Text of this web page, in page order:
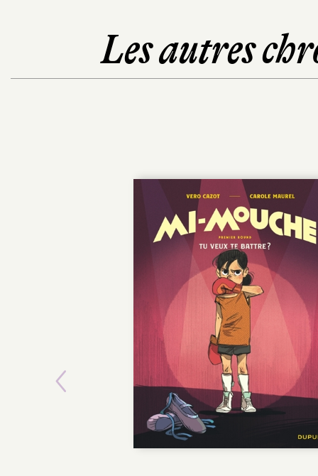
Les autres
Previous